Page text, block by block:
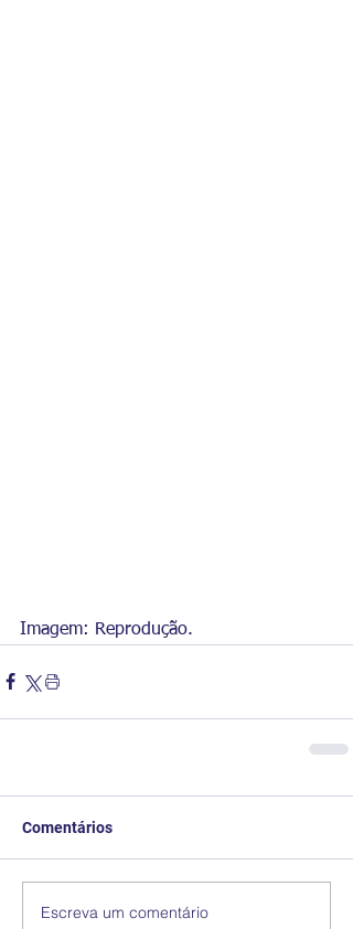
Imagem: Reprodução.
Comentários
Escreva um comentário